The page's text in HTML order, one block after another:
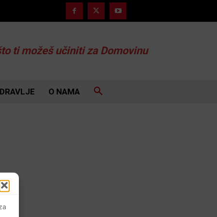
ti možeš učiniti za Domovinu
O NAMA